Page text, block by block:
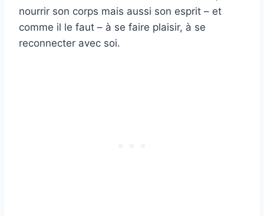
nourrir son corps mais aussi son esprit – et
comme il le faut – à se faire plaisir, à se
reconnecter avec soi.